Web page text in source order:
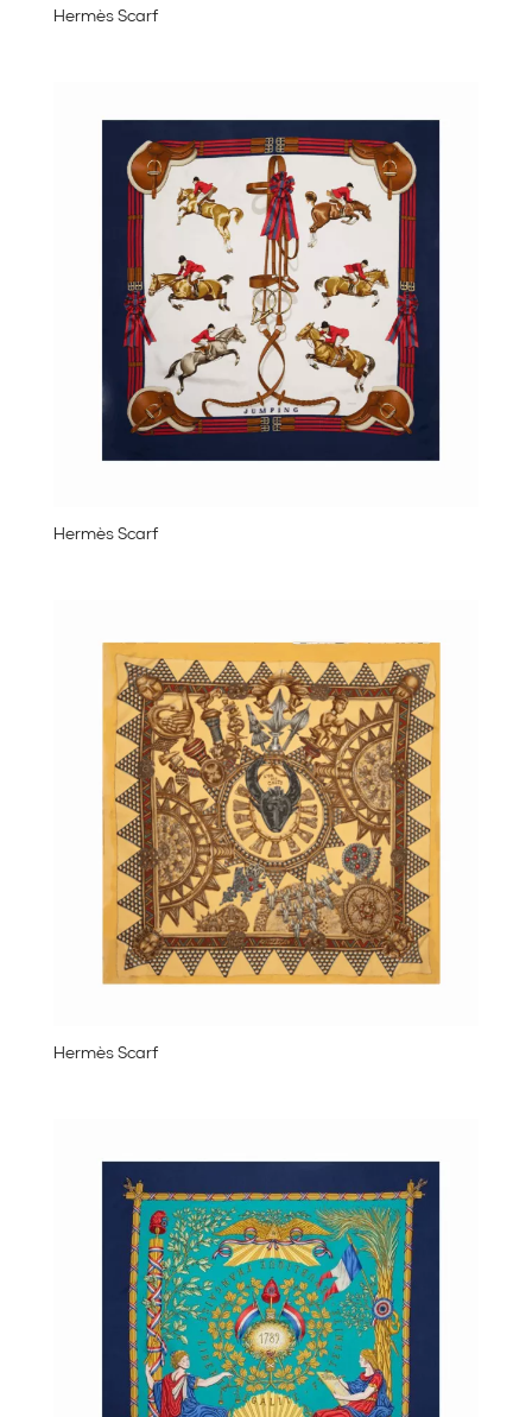
Hermès Scarf
Hermès Scarf
Hermès Scarf